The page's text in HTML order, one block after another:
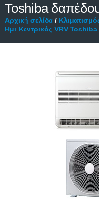
Toshiba
Αρχική σελίδα /
Ημι-Κεντρικός-VRV Toshiba